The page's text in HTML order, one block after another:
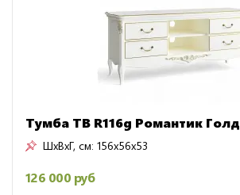
Тумба ТВ R116g Романтик Голд
ШxВxГ, см: 156x56x53
126 000 руб